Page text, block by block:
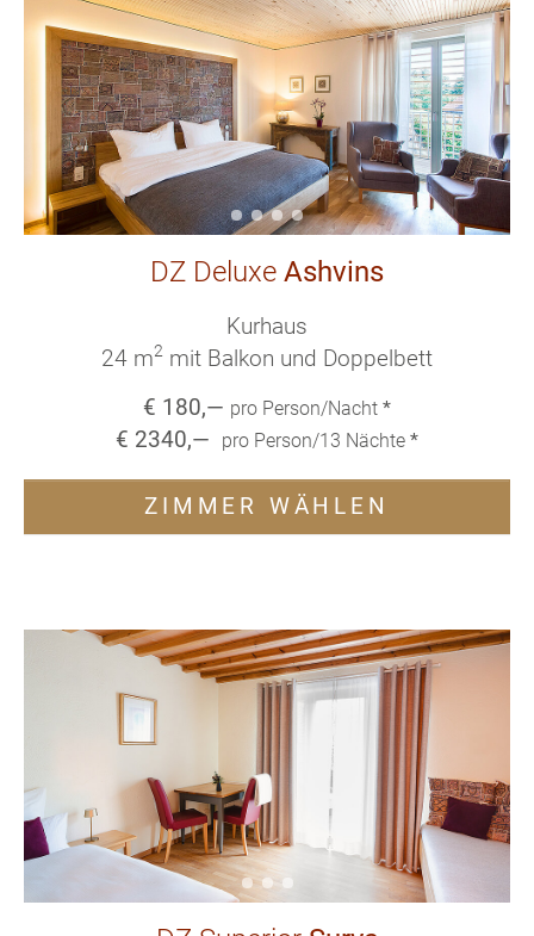
DZ Deluxe Ashvins
Kurhaus
24 m2 mit Balkon und Doppelbett
€ 180,— pro Person/Nacht *
€ 2340,— pro Person/13 Nächte *
ZIMMER WÄHLEN